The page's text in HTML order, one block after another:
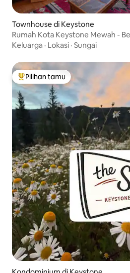
Townhouse di Keystone
Rumah Kota Keystone Mewah -
Keluarga · Lokasi · Sungai
Pilihan tamu terpopuler
Pilihan tamu